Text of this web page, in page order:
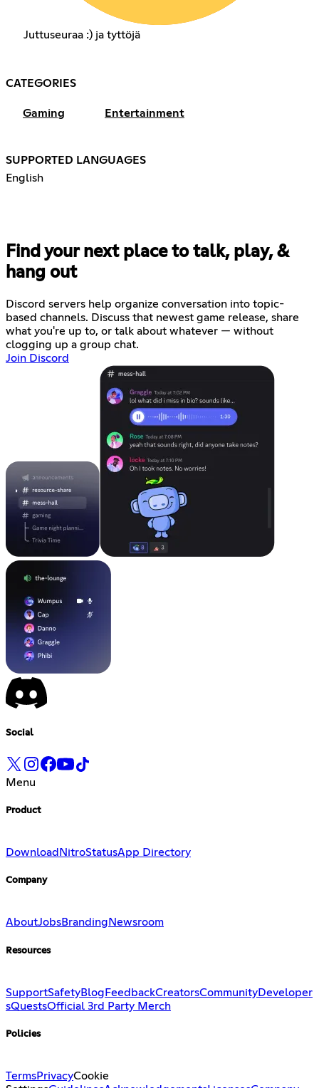
Juttuseuraa :) ja tyttöjä
CATEGORIES
Gaming Entertainment
SUPPORTED LANGUAGES
English
Find your next place to talk, play, &
hang out
Discord servers help organize conversation into topic-
based channels. Discuss that newest game release, share
what you're up to, or talk about whatever — without
clogging up a group chat.
Join Discord
Social
Menu
Product
Download NitroStatusApp Directory
Company
AboutJobsBranding Newsroom
Resources
SupportSafetyBlog FeedbackCreatorsCommunityDeveloper
sQuestsOfficial 3rd Party Merch
Policies
TermsPrivacyCookie